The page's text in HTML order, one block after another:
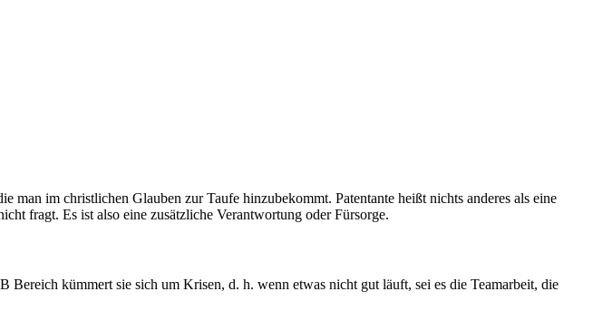
man im christlichen Glauben zur Taufe hinzubekommt. Patentante heißt nichts anderes als eine
fragt. Es ist also eine zusätzliche Verantwortung oder Fürsorge.
kümmert sie sich um Krisen, d. h. wenn etwas nicht gut läuft, sei es die Teamarbeit, die